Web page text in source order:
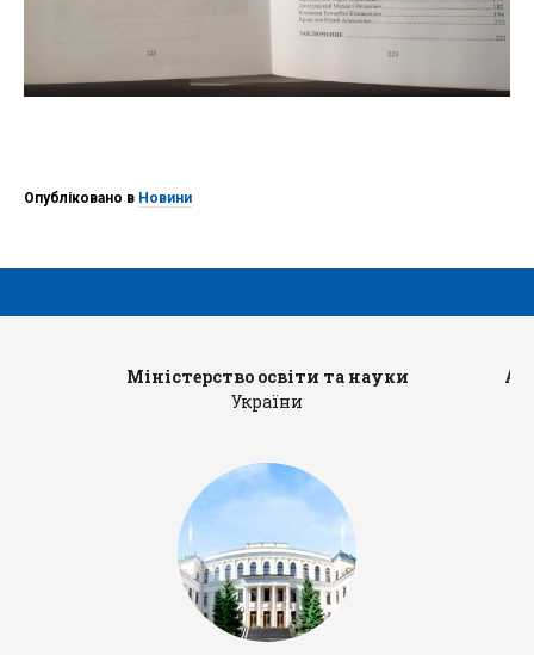
Опубліковано в Новини
Міністерство освіти та науки
України